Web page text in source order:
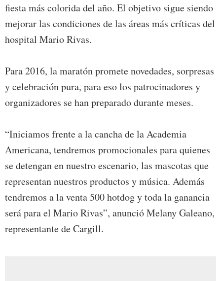
fiesta más colorida del año. El objetivo sigue siendo
mejorar las condiciones de las áreas más críticas del
hospital Mario Rivas.
Para 2016, la maratón promete novedades, sorpresas
y celebración pura, para eso los patrocinadores y
organizadores se han preparado durante meses.
“Iniciamos frente a la cancha de la Academia
Americana, tendremos promocionales para quienes
se detengan en nuestro escenario, las mascotas que
representan nuestros productos y música. Además
tendremos a la venta 500 hotdog y toda la ganancia
será para el Mario Rivas”, anunció Melany Galeano,
representante de Cargill.